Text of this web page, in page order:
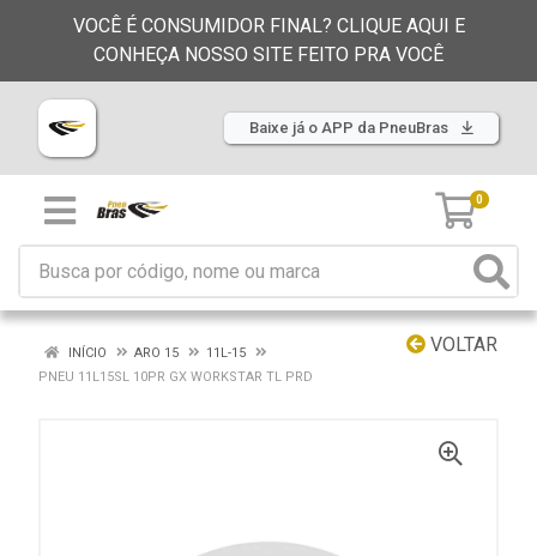
VOCÊ É CONSUMIDOR FINAL? CLIQUE AQUI E
CONHEÇA NOSSO SITE FEITO PRA VOCÊ
Baixe já o APP da PneuBras
0
VOLTAR
INÍCIO ARO 15
11L-15
PNEU 11L15SL 10PR GX WORKSTAR TL PRD